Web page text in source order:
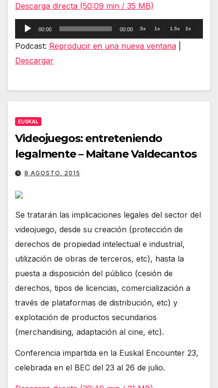
Descarga directa (50:09 min / 35 MB)
Reproductor
de
audio
00:00 00:00 .5x 1x 1.5x 2x
Podcast: Reproducir en una nueva ventana
Descargar
EUSKAL
Videojuegos: entreteniendo
legalmente – Maitane Valdecantos
8 AGOSTO, 2015
Se tratarán las implicaciones legales del sector del
videojuego, desde su creación (protección de
derechos de propiedad intelectual e industrial,
utilización de obras de terceros, etc), hasta la
puesta a disposición del público (cesión de
derechos, tipos de licencias, comercialización a
través de plataformas de distribución, etc) y
explotación de productos secundarios
(merchandising, adaptación al cine, etc).
Conferencia impartida en la Euskal Encounter 23,
celebrada en el BEC del 23 al 26 de julio.